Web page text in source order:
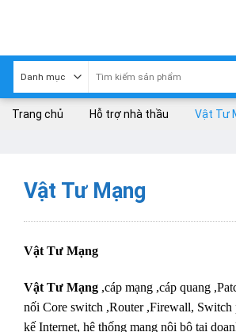
Trang chủ Hỗ trợ nhà thầu Vật Tư
Vật Tư Mạng
Vật Tư Mạng
Vật Tư Mạng ,cáp mạng ,cáp quang
nối Core switch ,Router ,Firewall,
kế Internet, hệ thống mạng nội bộ tại